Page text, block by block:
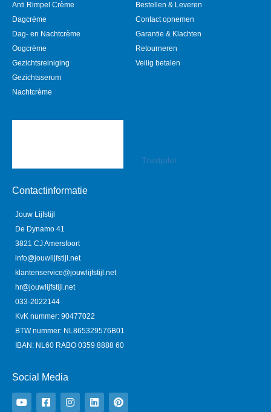
Anti Rimpel Crème
Dagcrème
Dag- en Nachtcrème
Oogcrème
Gezichtsreiniging
Gezichtsserum
Nachtcrème
Bestellen & Leveren
Contact opnemen
Garantie & Klachten
Retourneren
Veilig betalen
Trustpilot
Contactinformatie
Jouw Lijfstijl
De Dynamo 41
3821 CJ Amersfoort
info@jouwlijfstijl.net
klantenservice@jouwlijfstijl.net
hr@jouwlijfstijl.net
033-2022144
KvK nummer: 90477022
BTW nummer: NL865329576B01
IBAN: NL60 RABO 0359 8888 60
Social Media
o
u
a
c
n
s
i
n
i
n